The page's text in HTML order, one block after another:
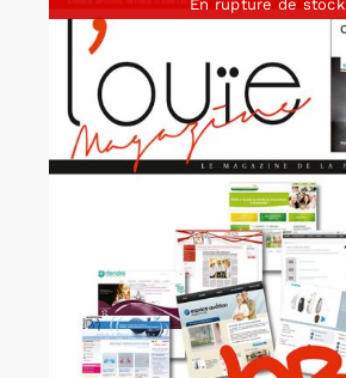
En rupture de stock